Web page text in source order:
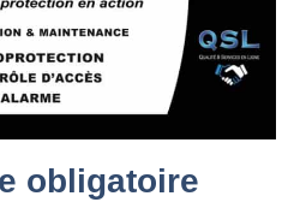
obligatoire